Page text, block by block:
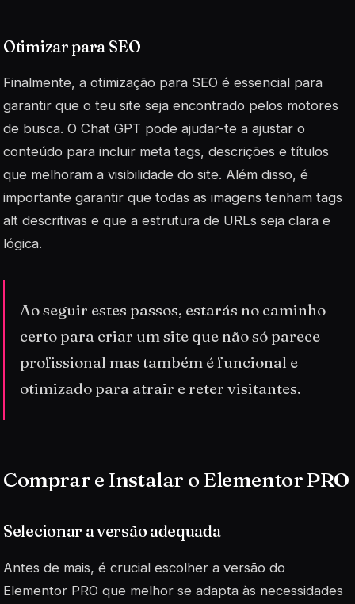
Otimizar para SEO
Finalmente, a otimização para SEO é essencial para
garantir que o teu site seja encontrado pelos motores
de busca. O Chat GPT pode ajudar-te a ajustar o
conteúdo para incluir meta tags, descrições e títulos
que melhoram a visibilidade do site. Além disso, é
importante garantir que todas as imagens tenham tags
alt descritivas e que a estrutura de URLs seja clara e
lógica.
Ao seguir estes passos, estarás no caminho
certo para criar um site que não só parece
profissional mas também é funcional e
otimizado para atrair e reter visitantes.
Comprar e Instalar o Elementor PRO
Selecionar a versão adequada
Antes de mais, é crucial escolher a versão do
Elementor PRO que melhor se adapta às necessidades